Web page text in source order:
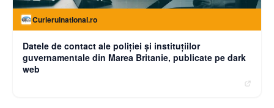
Curierulnational.ro
Datele de contact ale poliției și instituțiilor
guvernamentale din Marea Britanie, publicate pe dark
web